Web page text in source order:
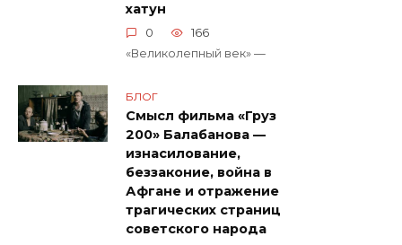
хатун
0
166
«Великолепный век» —
БЛОГ
Смысл фильма «Груз
200» Балабанова —
изнасилование,
беззаконие, война в
Афгане и отражение
трагических страниц
советского народа